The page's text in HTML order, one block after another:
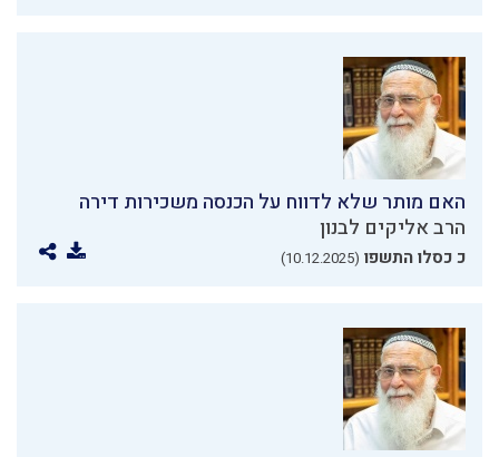
האם מותר שלא לדווח על הכנסה משכירות דירה
הרב אליקים לבנון
כ כסלו התשפו (10.12.2025)